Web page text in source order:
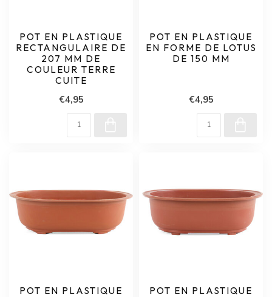
POT EN PLASTIQUE
RECTANGULAIRE DE
207 MM DE
COULEUR TERRE
CUITE
€4,95
POT EN PLASTIQUE
EN FORME DE LOTUS
DE 150 MM
€4,95
POT EN PLASTIQUE
POT EN PLASTIQUE